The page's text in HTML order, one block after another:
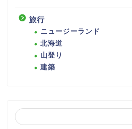
旅行
ニュージーランド
北海道
山登り
建築